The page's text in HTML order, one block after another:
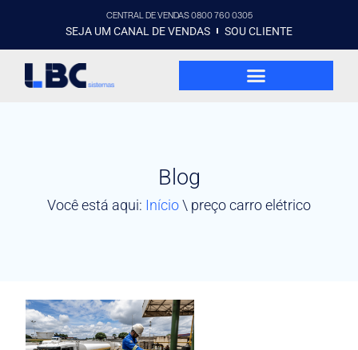
CENTRAL DE VENDAS 0800 760 0305
SEJA UM CANAL DE VENDAS SOU CLIENTE
Blog
Você está aqui: Início\ preço carro elétrico